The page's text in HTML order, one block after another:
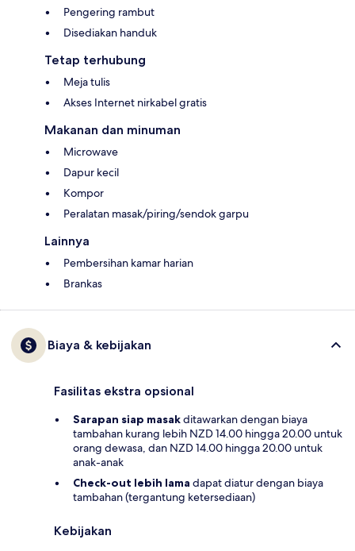
Pengering rambut
Disediakan handuk
Tetap terhubung
Meja tulis
Akses Internet nirkabel gratis
Makanan dan minuman
Microwave
Dapur kecil
Kompor
Peralatan masak/piring/sendok garpu
Lainnya
Pembersihan kamar harian
Brankas
Biaya & kebijakan
Fasilitas ekstra opsional
Sarapan siap masakditawarkan dengan biaya
tambahan kurang lebih NZD 14.00 hingga 20.00 untuk
orang dewasa, dan NZD 14.00 hingga 20.00 untuk
anak-anak
Check-out lebih lama dapat diatur dengan biaya
tambahan (tergantung ketersediaan)
Kebijakan